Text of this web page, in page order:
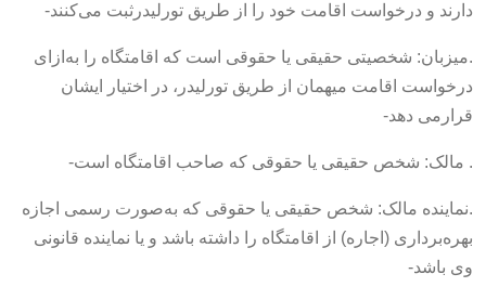
دارند و درخواست اقامت خود را از طریق تورلیدرثبت می‌کنند-
.میزبان: شخصیتی حقیقی یا حقوقی است که اقامتگاه را به‌ازای
درخواست اقامت میهمان از طریق تورلیدر، در اختیار ایشان
قرارمی دهد-
. مالک: شخص حقیقی یا حقوقی که صاحب اقامتگاه است-
.نماینده مالک: شخص حقیقی یا حقوقی که به‌صورت رسمی اجازه
بهره‌برداری (اجاره) از اقامتگاه را داشته باشد و یا نماینده قانونی
وی باشد-